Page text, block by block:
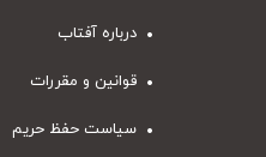
درباره آفتاب
قوانین و مقررات
سیاست حفظ حریم